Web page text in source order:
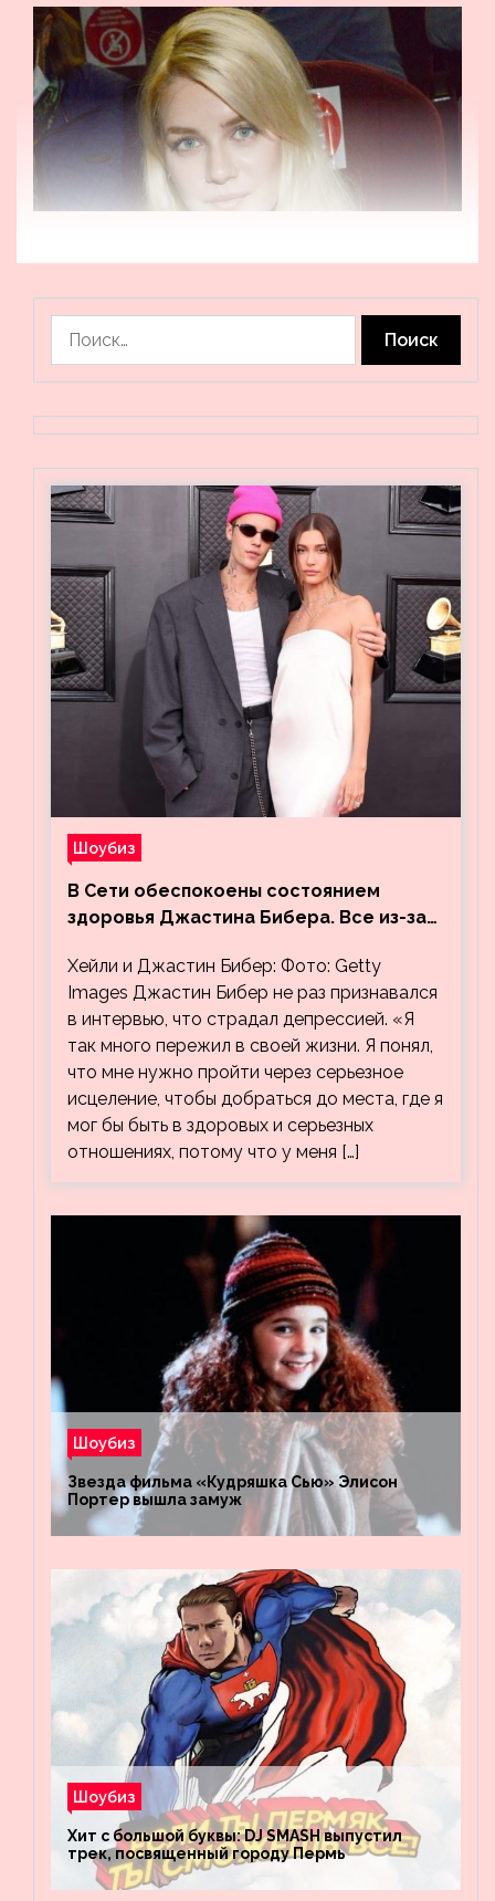
Шоубиз
В Сети обеспокоены состоянием
здоровья Джастина Бибера. Все из-за
Хейли
Хейли и Джастин Бибер: Фото: Getty
Images Джастин Бибер не раз признавался
в интервью, что страдал депрессией. «Я
так много пережил в своей жизни. Я понял,
что мне нужно пройти через серьезное
исцеление, чтобы добраться до места, где я
мог бы быть в здоровых и серьезных
отношениях, потому что у меня […]
Шоубиз
Звезда фильма «Кудряшка Сью» Элисон
Портер вышла замуж
Шоубиз
Хит с большой буквы: DJ SMASH выпустил
трек, посвященный городу Пермь